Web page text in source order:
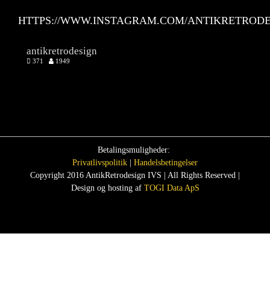
HTTPS://WWW.INSTAGRAM.COM/
antikretrodesign
371 1949
Betalingsmuligheder:
Privatlivspolitik
Handelsbetingelser
Copyright 2016 AntikRetrodesign IVS | All Rights Reserved |
Design og hosting af TOGI Data ApS